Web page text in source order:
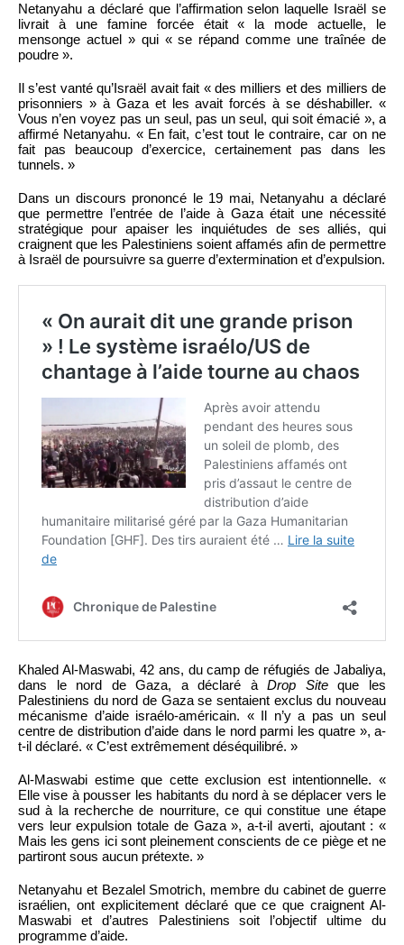
Netanyahu a déclaré que l’affirmation selon laquelle Israël se
livrait à une famine forcée était « la mode actuelle, le
mensonge actuel » qui « se répand comme une traînée de
poudre ».
Il s’est vanté qu’Israël avait fait « des milliers et des milliers de
prisonniers » à Gaza et les avait forcés à se déshabiller. «
Vous n’en voyez pas un seul, pas un seul, qui soit émacié », a
affirmé Netanyahu. « En fait, c’est tout le contraire, car on ne
fait pas beaucoup d’exercice, certainement pas dans les
tunnels. »
Dans un discours prononcé le 19 mai, Netanyahu a déclaré
que permettre l’entrée de l’aide à Gaza était une nécessité
stratégique pour apaiser les inquiétudes de ses alliés, qui
craignent que les Palestiniens soient affamés afin de permettre
à Israël de poursuivre sa guerre d’extermination et d’expulsion.
Khaled Al-Maswabi, 42 ans, du camp de réfugiés de Jabaliya,
dans le nord de Gaza, a déclaré àDrop Siteque les
Palestiniens du nord de Gaza se sentaient exclus du nouveau
mécanisme d’aide israélo-américain. « Il n’y a pas un seul
centre de distribution d’aide dans le nord parmi les quatre », a-
t-il déclaré. « C’est extrêmement déséquilibré. »
Al-Maswabi estime que cette exclusion est intentionnelle. «
Elle vise à pousser les habitants du nord à se déplacer vers le
sud à la recherche de nourriture, ce qui constitue une étape
vers leur expulsion totale de Gaza », a-t-il averti, ajoutant : «
Mais les gens ici sont pleinement conscients de ce piège et ne
partiront sous aucun prétexte. »
Netanyahu et Bezalel Smotrich, membre du cabinet de guerre
israélien, ont explicitement déclaré que ce que craignent Al-
Maswabi et d’autres Palestiniens soit l’objectif ultime du
programme d’aide.